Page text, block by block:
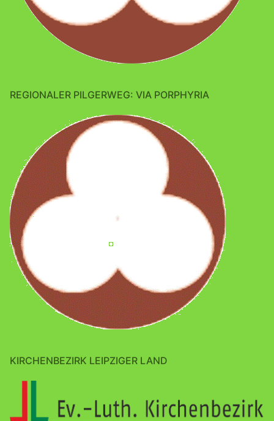
REGIONALER PILGERWEG: VIA PORPHYRIA
KIRCHENBEZIRK LEIPZIGER LAND